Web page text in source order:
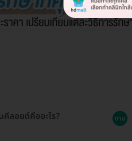
คีลอยด์คืออะไร? ถาม